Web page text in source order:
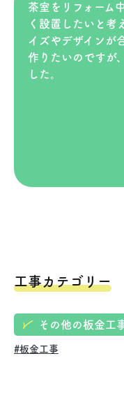
茶室をリフォーム
く設置したいと考
イズやデザインが
作りたいのですが
した。
工事カテゴリー
その他の板金工
#板金工事